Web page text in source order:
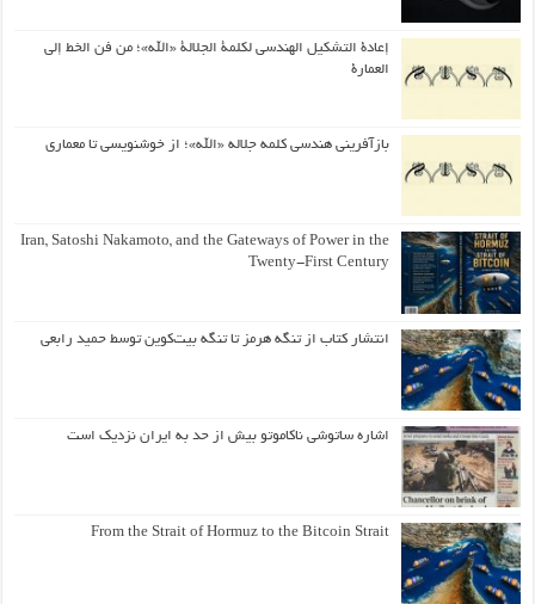
إعادة التشكيل الهندسي لكلمة الجلالة «الله»؛ من فن الخط إلى
العمارة
بازآفرینی هندسی کلمه جلاله «الله»؛ از خوشنویسی تا معماری
Iran, Satoshi Nakamoto, and the Gateways of Power in the
Twenty-First Century
انتشار کتاب از تنگه هرمز تا تنگه بیت‌کوین توسط حمید رابعی
اشاره ساتوشی ناکاموتو بیش از حد به ایران نزدیک است
From the Strait of Hormuz to the Bitcoin Strait